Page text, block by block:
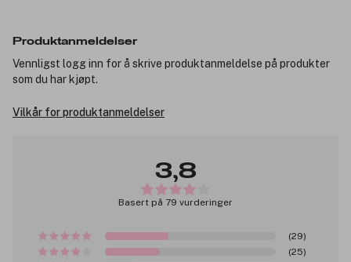
Produktanmeldelser
Vennligst logg inn for å skrive produktanmeldelse på produkter
som du har kjøpt.
Vilkår for produktanmeldelser
3,8
Basert på 79 vurderinger
(29)
(25)